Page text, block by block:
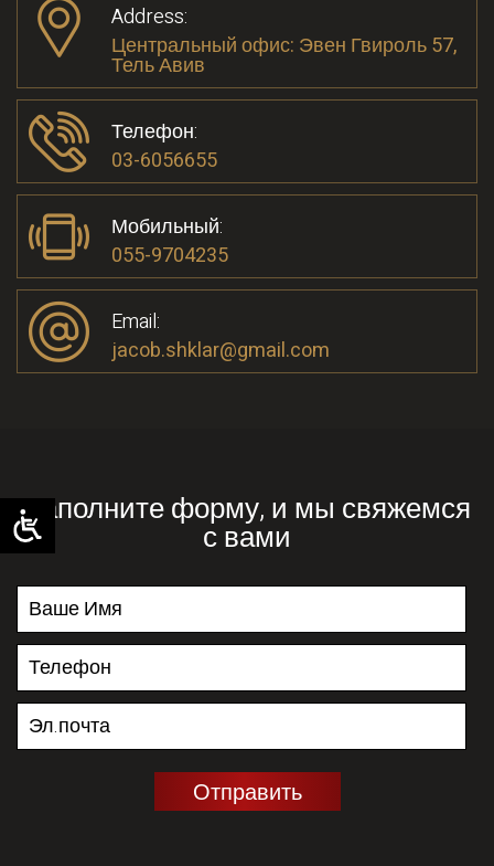
Address:
Центральный офис: Эвен Гвироль 57,
Тель Авив
Телефон:
03-6056655
Мобильный:
055-9704235
Email:
jacob.shklar@gmail.com
Заполните форму, и мы свяжемся
с вами